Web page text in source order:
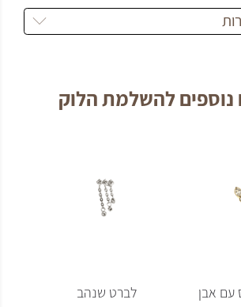
נוספים להשלמת הלוק
עם אבן לברט שנהב